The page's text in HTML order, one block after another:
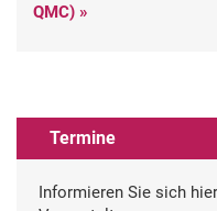
QMC) »
Termine
Informieren Sie sich